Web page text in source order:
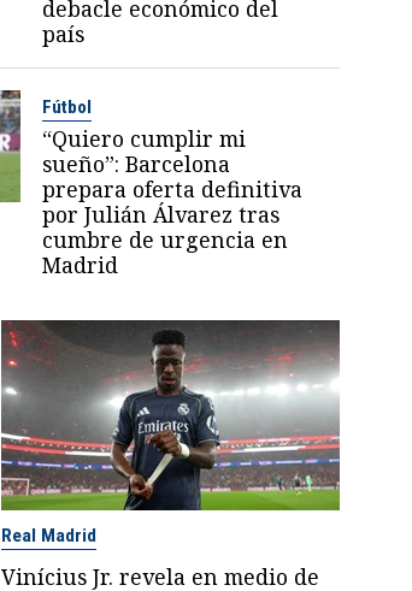
debacle económico del
país
Fútbol
“Quiero cumplir mi
sueño”: Barcelona
prepara oferta definitiva
por Julián Álvarez tras
cumbre de urgencia en
Madrid
Real Madrid
Vinícius Jr. revela en medio de